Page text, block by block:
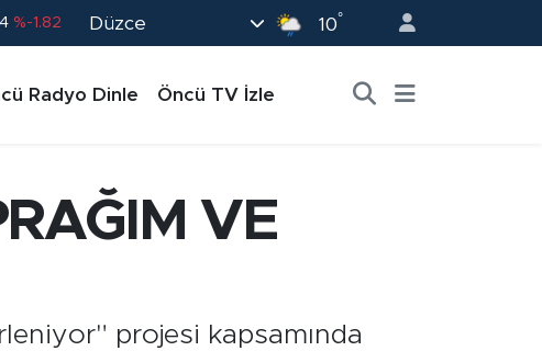
%0.02
%0.18
%-1.82
Düzce 10°
Radyo Dinle Öncü TV İzle
VE
projesi kapsamında